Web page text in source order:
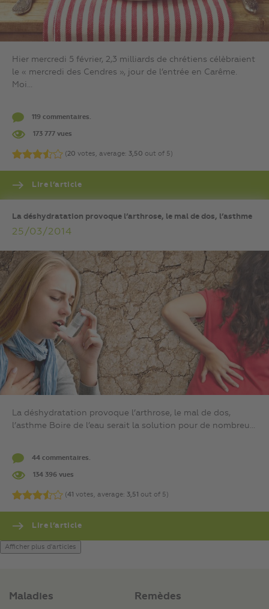
Hier mercredi 5 février, 2,3 milliards de chrétiens célèbraient
le « mercredi des Cendres », jour de l’entrée en Carême.
Moi...
119 commentaires.
173 777 vues
(20 votes, average: 3,50 out of 5)
Lire l’article
La déshydratation provoque l’arthrose, le mal de dos, l’asthme
25/03/2014
La déshydratation provoque l’arthrose, le mal de dos,
l’asthme Boire de l’eau serait la solution pour de nombreu...
44 commentaires.
134 396 vues
(41 votes, average: 3,51 out of 5)
Lire l’article
Afficher plus d'articles
Maladies Remèdes